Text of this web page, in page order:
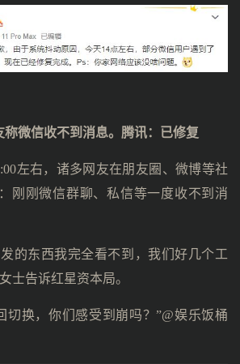
称微信收不到消息。腾讯：已修复
左右，诸多网友在朋友圈、微博等社
刚刚微信群聊、私信等一度收不到消
的东西我完全看不到，我们好几个工
士告诉红星资本局。
切换，你们感受到崩吗？”@娱乐饭桶